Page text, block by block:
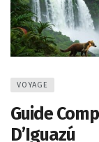
VOYAGE
Guide
D’Iguazú